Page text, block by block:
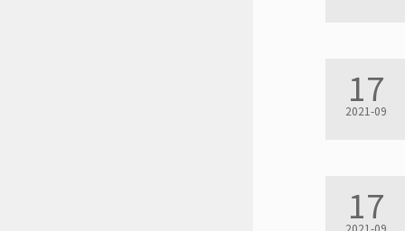
17
2021-09
17
2021-09